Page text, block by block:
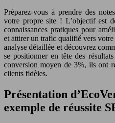
Préparez-vous à prendre des
votre propre site ! L’objectif est
connaissances pratiques pour
et attirer un trafic qualifié vers
analyse détaillée et découvrez
se positionner en tête des
conversion moyen de 3%, ils ont
clients fidèles.
Présentation
exemple de réussite